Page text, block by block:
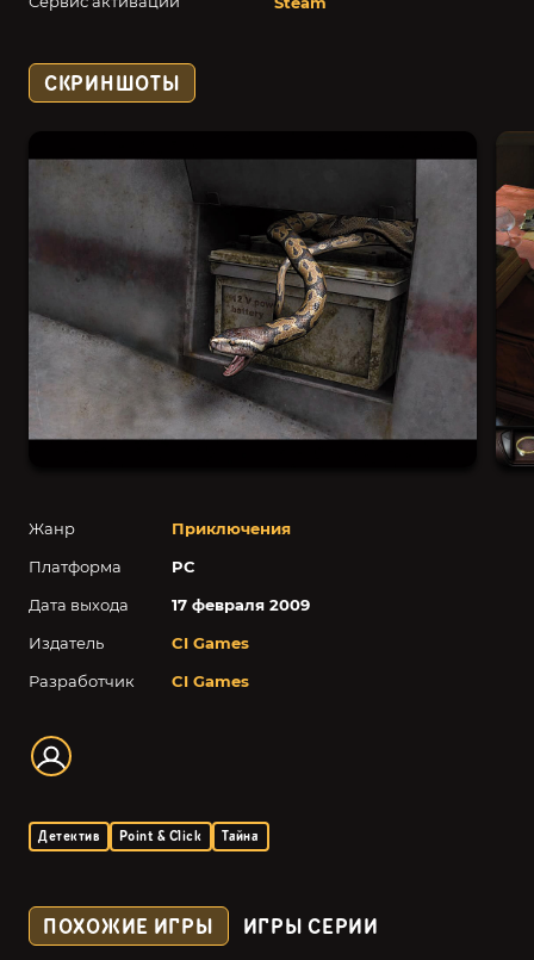
Жанр
Приключения
Платформа
PC
Дата выхода
17 февраля 2009
Издатель
CI Games
Разработчик
CI Games
Детектив Point & Click Тайна
СКРИНШОТЫ
ПОХОЖИЕ ИГРЫ ИГРЫ СЕРИИ